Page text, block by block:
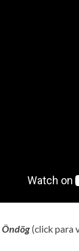
Öndög (click para